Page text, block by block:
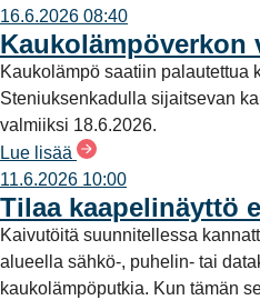
16.6.2026 08:40
Kaukolämpöverkon
Kaukolämpö saatiin palautettua
Steniuksenkadulla sijaitsevan
valmiiksi 18.6.2026.
Lue lisää
11.6.2026 10:00
Tilaa kaapelinäyttö
Kaivutöitä suunnitellessa
alueella sähkö-, puhelin- tai
kaukolämpöputkia. Kun tämän